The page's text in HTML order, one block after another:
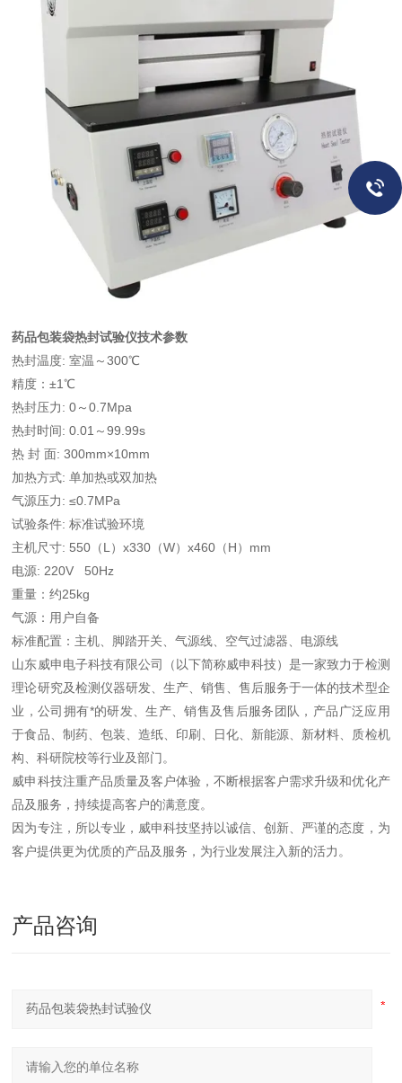
药品包装袋热封试验仪技术参数
热封温度: 室温～300℃
精度：±1℃
热封压力: 0～0.7Mpa
热封时间: 0.01～99.99s
热 封 面: 300mm×10mm
加热方式: 单加热或双加热
气源压力: ≤0.7MPa
试验条件: 标准试验环境
主机尺寸: 550（L）x330（W）x460（H）mm
电源: 220V 50Hz
重量：约25kg
气源：用户自备
标准配置：主机、脚踏开关、气源线、空气过滤器、电源线
山东威申电子科技有限公司（以下简称威申科技）是一家致力于检测
理论研究及检测仪器研发、生产、销售、售后服务于一体的技术型企
业，公司拥有*的研发、生产、销售及售后服务团队，产品广泛应用
于食品、制药、包装、造纸、印刷、日化、新能源、新材料、质检机
构、科研院校等行业及部门。
威申科技注重产品质量及客户体验，不断根据客户需求升级和优化产
品及服务，持续提高客户的满意度。
因为专注，所以专业，威申科技坚持以诚信、创新、严谨的态度，为
客户提供更为优质的产品及服务，为行业发展注入新的活力。
产品咨询